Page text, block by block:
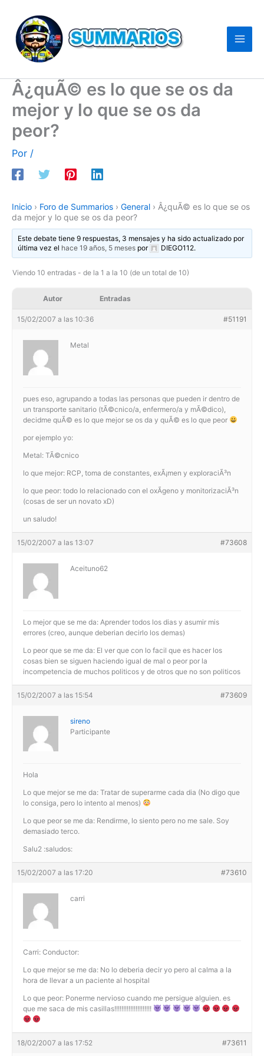
contenido
Â¿quÃ© es lo que se os da
mejor y lo que se os da
peor?
Por /
Inicio › Foro de Summarios › General › Â¿quÃ© es lo que se os
da mejor y lo que se os da peor?
Este debate tiene 9 respuestas, 3 mensajes y ha sido actualizado por
última vez el hace 19 años, 5 meses por DIEGO112.
Viendo 10 entradas - de la 1 a la 10 (de un total de 10)
Autor Entradas
15/02/2007 a las 10:36 #51191
Metal
pues eso, agrupando a todas las personas que pueden ir dentro de
un transporte sanitario (tÃ©cnico/a, enfermero/a y mÃ©dico),
decidme quÃ© es lo que mejor se os da y quÃ© es lo que peor
por ejemplo yo:
Metal: TÃ©cnico
lo que mejor: RCP, toma de constantes, exÃ¡men y exploraciÃ³n
lo que peor: todo lo relacionado con el oxÃ­geno y monitorizaciÃ³n
(cosas de ser un novato xD)
un saludo!
15/02/2007 a las 13:07 #73608
Aceituno62
Lo mejor que se me da: Aprender todos los dias y asumir mis
errores (creo, aunque deberian decirlo los demas)
Lo peor que se me da: El ver que con lo facil que es hacer los
cosas bien se siguen haciendo igual de mal o peor por la
incompetencia de muchos politicos y de otros que no son politicos
15/02/2007 a las 15:54 #73609
sireno
Participante
Hola
Lo que mejor se me da: Tratar de superarme cada dia (No digo que
lo consiga, pero lo intento al menos)
Lo que peor se me da: Rendirme, lo siento pero no me sale. Soy
demasiado terco.
Salu2 :saludos:
15/02/2007 a las 17:20 #73610
carri
Carri: Conductor:
Lo que mejor se me da: No lo deberia decir yo pero al calma a la
hora de llevar a un paciente al hospital
Lo que peor: Ponerme nervioso cuando me persigue alguien. es
que me saca de mis casillas!!!!!!!!!!!!!!!!!!!!!
18/02/2007 a las 17:52 #73611